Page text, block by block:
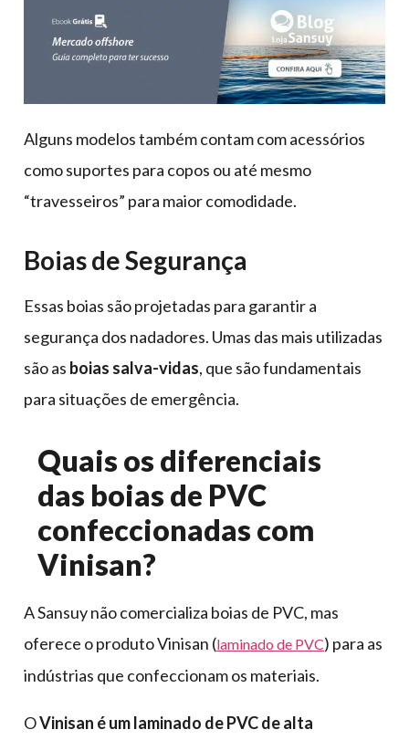
Alguns modelos também contam com acessórios
como suportes para copos ou até mesmo
“travesseiros” para maior comodidade.
Boias de Segurança
Essas boias são projetadas para garantir a
segurança dos nadadores. Umas das mais utilizadas
são as boias salva-vidas, que são fundamentais
para situações de emergência.
Quais os diferenciais
das boias de PVC
confeccionadas com
Vinisan?
A Sansuy não comercializa boias de PVC, mas
oferece o produto Vinisan (laminado de PVC) para as
indústrias que confeccionam os materiais.
OVinisan é um laminado de PVC de alta